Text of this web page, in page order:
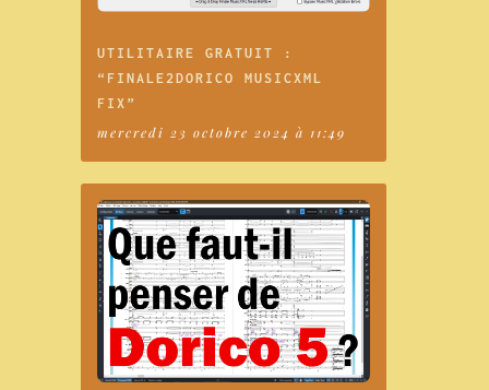
UTILITAIRE GRATUIT :
“FINALE2DORICO MUSICXML
FIX”
mercredi 23 octobre 2024 à 11:49